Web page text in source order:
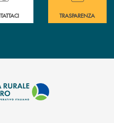
TRASPARENZA